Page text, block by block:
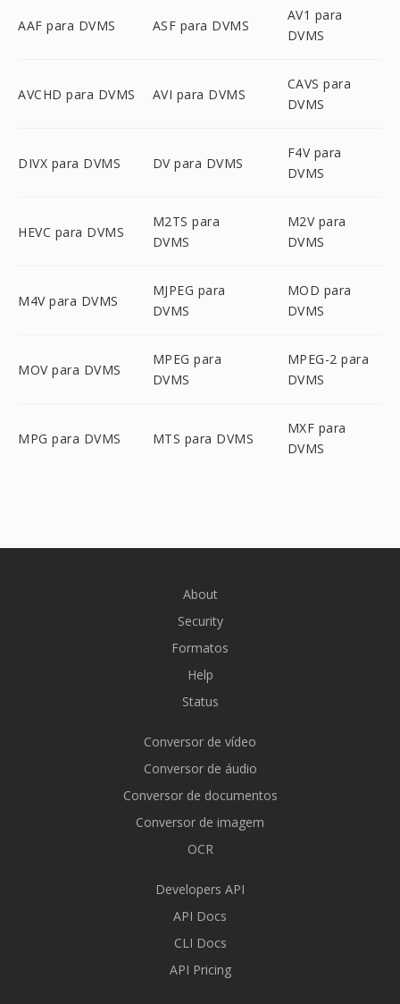
AAF para DVMS ASF para DVMS
AV1 para
DVMS
AVCHD para DVMS AVI para DVMS
CAVS para
DVMS
DIVX para DVMS DV para DVMS
F4V para
DVMS
HEVC para DVMS
M2TS para
DVMS
M2V para
DVMS
M4V para DVMS
MJPEG para
DVMS
MOD para
DVMS
MOV para DVMS
MPEG para
DVMS
MPEG-2 para
DVMS
MPG para DVMS MTS para DVMS
MXF para
DVMS
About
Security
Formatos
Help
Status
Conversor de vídeo
Conversor de áudio
Conversor de documentos
Conversor de imagem
OCR
Developers API
API Docs
CLI Docs
API Pricing